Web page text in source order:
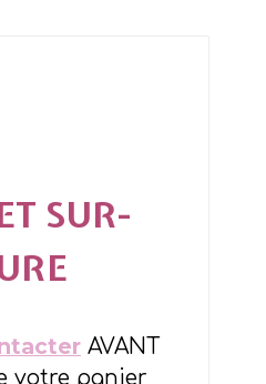
SUR-
AVANT
votre panier